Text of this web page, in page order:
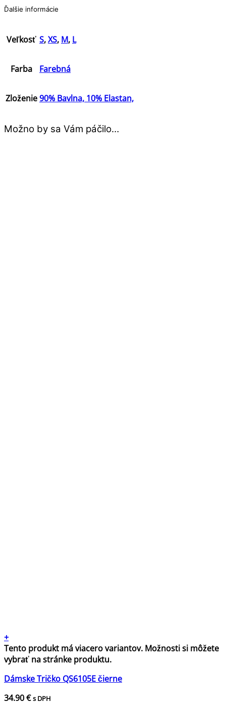
Ďalšie informácie
Veľkosť S,XS, M, L
Farba Farebná
Zloženie90% Bavlna, 10% Elastan,
Možno by sa Vám páčilo…
+
Tento produkt má viacero variantov. Možnosti si môžete
vybrať na stránke produktu.
Dámske Tričko QS6105E čierne
34.90€ s DPH